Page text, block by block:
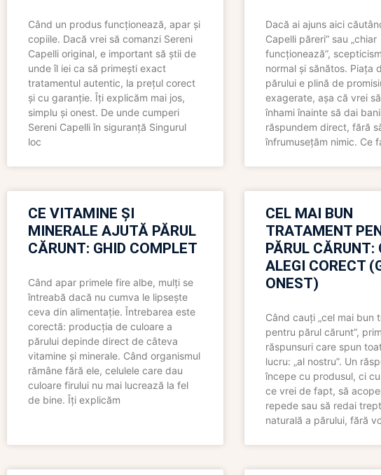
Când un produs funcționează, apar și
copiile. Dacă vrei să comanzi Sereni
Capelli original, e important să știi de
unde îl iei ca să primești exact
tratamentul autentic, la prețul corect
și cu garanție. Îți explicăm mai jos,
simplu și onest. De unde cumperi
Sereni Capelli în siguranță Singurul
loc
Dacă ai ajuns aici
Capelli păreri” sau „chiar
funcționează”,
normal și sănătos. Piața
părului e plină de
exagerate, așa că vrei
înhami înainte să dai
răspundem direct, fără
înfrumusețăm nimic. Ce
CE VITAMINE ȘI
MINERALE AJUTĂ PĂRUL
CĂRUNT: GHID COMPLET
Când apar primele fire albe, mulți se
întreabă dacă nu cumva le lipsește
ceva din alimentație. Întrebarea este
corectă: producția de culoare a
părului depinde direct de câteva
vitamine și minerale. Când organismul
rămâne fără ele, celulele care dau
culoare firului nu mai lucrează la fel
de bine. Îți explicăm
CEL MAI BUN
TRATAMENT
PĂRUL CĂRUNT:
ALEGI CORECT
ONEST)
Când cauți „cel mai bun
pentru părul cărunt”,
răspunsuri care spun
lucru: „al nostru”. Un
începe cu produsul, ci
ce vrei de fapt, să
repede sau să redai
naturală a părului, fără